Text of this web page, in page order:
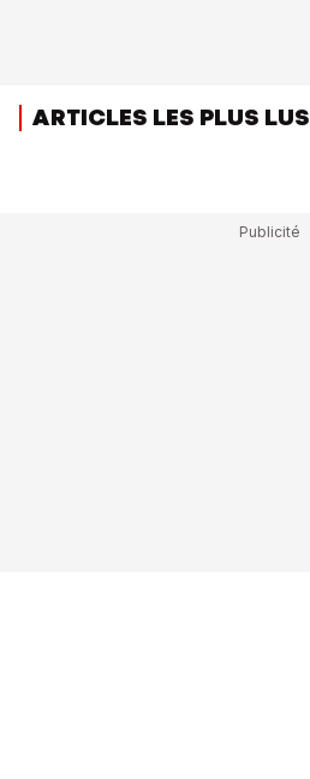
ARTICLES LES PLUS LUS